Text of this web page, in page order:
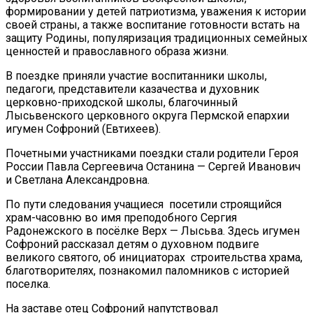
формировании у детей патриотизма, уважения к истории
своей страны, а также воспитание готовности встать на
защиту Родины, популяризация традиционных семейных
ценностей и православного образа жизни.
В поездке приняли участие воспитанники школы,
педагоги, представители казачества и духовник
церковно-приходской школы, благочинный
Лысьвенского церковного округа Пермской епархии
игумен Софроний (Евтихеев).
Почетными участниками поездки стали родители Героя
России Павла Сергеевича Останина — Сергей Иванович
и Светлана Александровна.
По пути следования учащиеся посетили строящийся
храм-часовню во имя преподобного Сергия
Радонежского в посёлке Верх — Лысьва. Здесь игумен
Софроний рассказал детям о духовном подвиге
великого святого, об инициаторах строительства храма,
благотворителях, познакомил паломников с историей
поселка.
На заставе отец Софроний напутствовал